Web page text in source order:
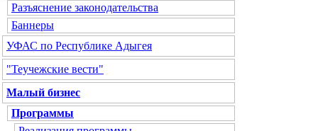
Разъяснение законодательства
Баннеры
УФАС по Республике Адыгея
"Теучежские вести"
Малый бизнес
Программы